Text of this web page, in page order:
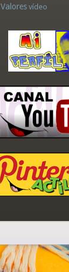
Valores vídeo